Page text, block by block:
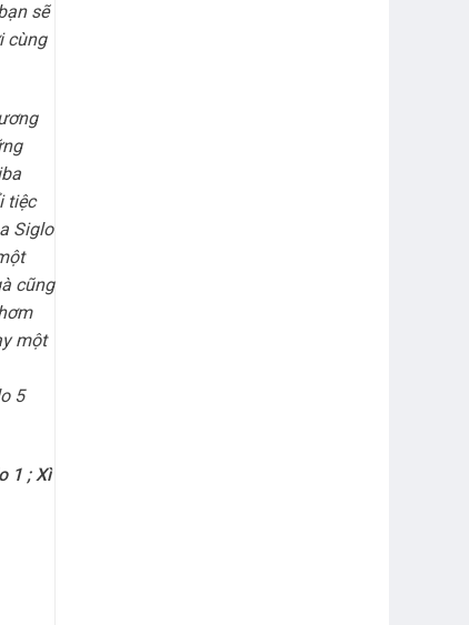
sẽ
cùng
tiệc
Siglo
cũng
một
5
1; Xì